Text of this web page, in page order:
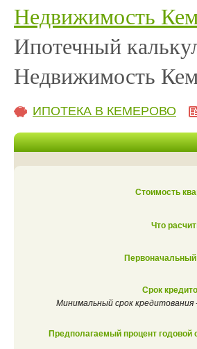
Недвижимость
Ипотечный
Недвижимость
ИПОТЕКА В КЕМЕРОВО
Стоимость
Что
Первоначальный
Срок
Минимальный срок кредитования
Предполагаемый процент годовой